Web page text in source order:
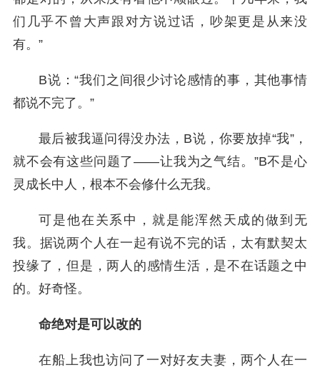
们几乎不曾大声跟对方说过话，吵架更是从来没
有。”
B说：“我们之间很少讨论感情的事，其他事情
都说不完了。”
最后被我逼问得没办法，B说，你要放掉“我”，
就不会有这些问题了——让我为之气结。”B不是心
灵成长中人，根本不会修什么无我。
可是他在关系中，就是能浑然天成的做到无
我。据说两个人在一起有说不完的话，太有默契太
投缘了，但是，两人的感情生活，是不在话题之中
的。好奇怪。
命绝对是可以改的
在船上我也访问了一对好友夫妻，两个人在一